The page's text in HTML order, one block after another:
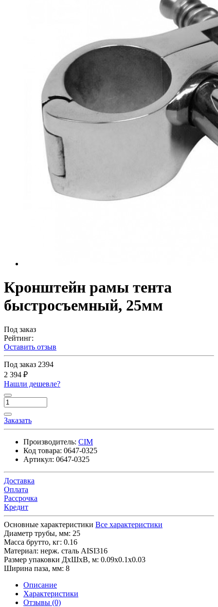
Кронштейн рамы тента
быстросъемный, 25мм
Под заказ
Рейтинг:
Оставить отзыв
Под заказ 2394
2 394 ₽
Нашли дешевле?
Заказать
Производитель: CIM
Код товара: 0647-0325
Артикул: 0647-0325
Доставка
Оплата
Рассрочка
Кредит
Основные характеристики Все характеристики
Диаметр трубы, мм: 25
Масса брутто, кг: 0.16
Материал: нерж. сталь AISI316
Размер упаковки ДхШхВ, м: 0.09x0.1x0.03
Ширина паза, мм: 8
Описание
Характеристики
Отзывы (0)